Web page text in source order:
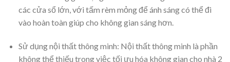
các cửa sổ lớn, với tấm rèm mỏng để ánh sáng có thể đi
vào hoàn toàn giúp cho không gian sáng hơn.
Sử dụng nội thất thông minh: Nội thất thông minh là phần
không thể thiếu trong việc tối ưu hóa không gian cho nhà 2